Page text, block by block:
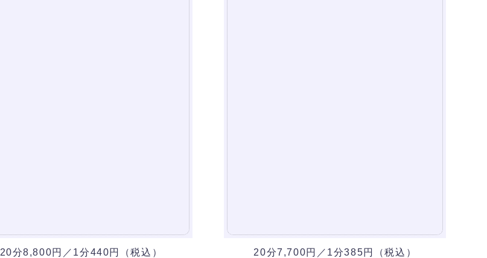
20分8,800円／1分440円（税込） 20分7,700円／1分385円（税込）